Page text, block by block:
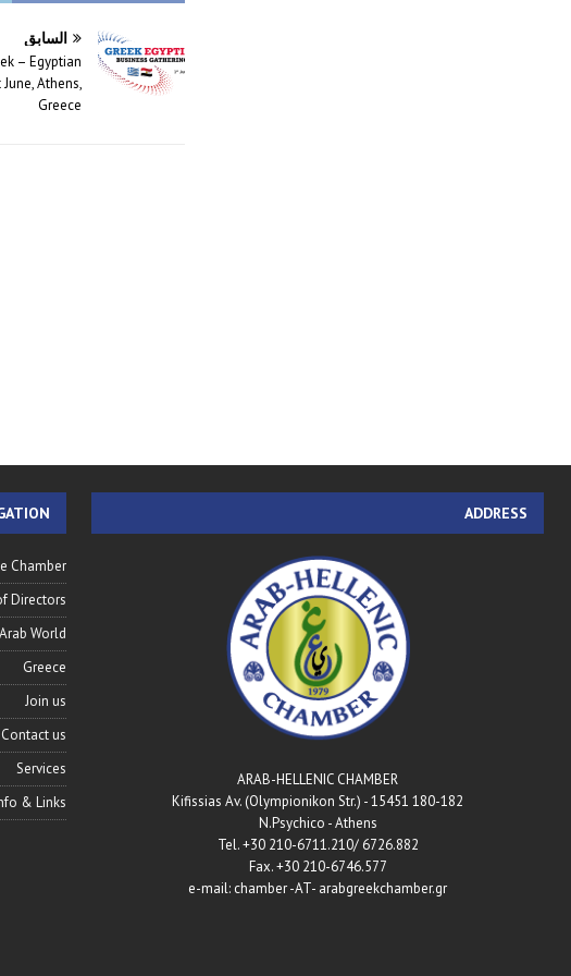
السابق
– Egyptian
Athens,
Greece
ADDRESS
ARAB-HELLENIC CHAMBER
180-182 Kifissias Av. (Olympionikon Str.) - 15451
N.Psychico - Athens
Tel. +30 210-6711.210/ 6726.882
Fax. +30 210-6746.577
e-mail: chamber -AT- arabgreekchamber.gr
Chamber
Directors
Arab World
Greece
Join us
Contact us
Services
& Links